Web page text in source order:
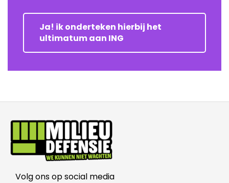
Ja! ik onderteken hierbij het
ultimatum aan ING
Volg ons op social media